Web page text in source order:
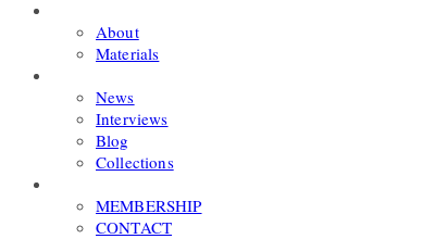
About
Materials
News
Interviews
Blog
Collections
MEMBERSHIP
CONTACT